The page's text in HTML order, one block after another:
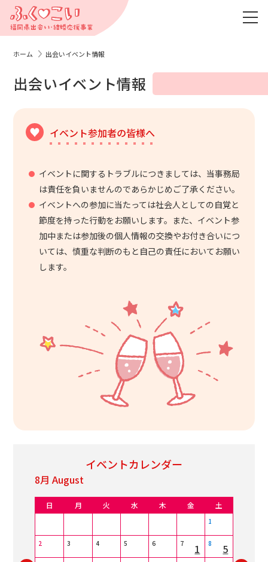
ホーム 出会いイベント情報
出会いイベント情報
イベント参加者の皆様へ
イベントに関するトラブルにつきましては、当事務局
は責任を負いませんのであらかじめご了承ください。
イベントへの参加に当たっては社会人としての自覚と
節度を持った行動をお願いします。また、イベント参
加中または参加後の個人情報の交換やお付き合いにつ
いては、慎重な判断のもと自己の責任においてお願い
します。
イベントカレンダー
8月 August
日 月 火 水 木 金 土
1
2 3 4 5 6 7 1 8 5